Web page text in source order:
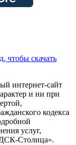
чтобы скачать
интернет-сайт
и ни при
кодекса
услуг,
Столица».